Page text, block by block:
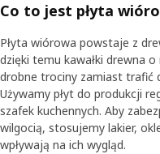
Co to jest płyta
Płyta wiórowa powstaje z
dzięki temu kawałki drewna
drobne trociny zamiast trafić
Używamy płyt do produkcji
szafek kuchennych. Aby
wilgocią, stosujemy lakier,
wpływają na ich wygląd.